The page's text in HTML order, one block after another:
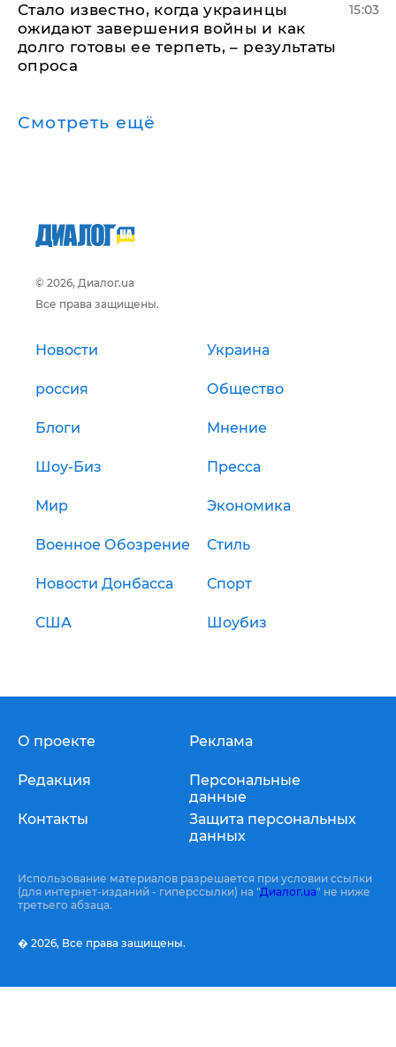
Стало известно, когда украинцы
ожидают завершения войны и как
долго готовы ее терпеть, – результаты
опроса
15:03
Смотреть ещё
© 2026, Диалог.ua
Все права защищены.
Новости Украина
россия Общество
Блоги Мнение
Шоу-Биз Пресса
Мир Экономика
Военное Обозрение Стиль
Новости Донбасса Спорт
США Шоубиз
О проекте
Редакция
Контакты
Реклама
Персональные
данные
Защита персональных
данных
Использование материалов разрешается при условии ссылки
(для интернет-изданий - гиперссылки) на "Диалог.ua" не ниже
третьего абзаца.
� 2026, Все права защищены.